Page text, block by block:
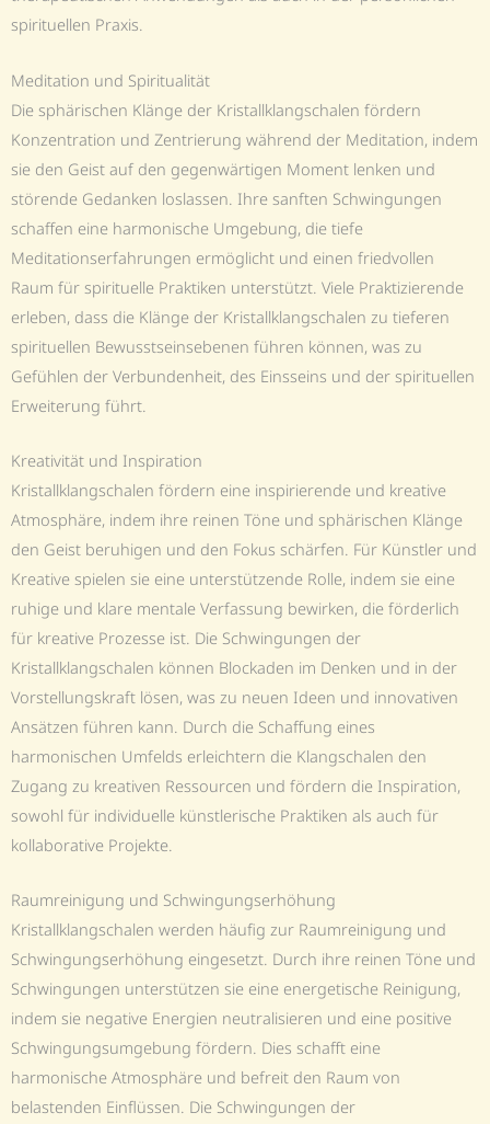
spirituellen Praxis.
Meditation und Spiritualität
Die sphärischen Klänge der Kristallklangschalen fördern
Konzentration und Zentrierung während der Meditation, indem
sie den Geist auf den gegenwärtigen Moment lenken und
störende Gedanken loslassen. Ihre sanften Schwingungen
schaffen eine harmonische Umgebung, die tiefe
Meditationserfahrungen ermöglicht und einen friedvollen
Raum für spirituelle Praktiken unterstützt. Viele Praktizierende
erleben, dass die Klänge der Kristallklangschalen zu tieferen
spirituellen Bewusstseinsebenen führen können, was zu
Gefühlen der Verbundenheit, des Einsseins und der spirituellen
Erweiterung führt.
Kreativität und Inspiration
Kristallklangschalen fördern eine inspirierende und kreative
Atmosphäre, indem ihre reinen Töne und sphärischen Klänge
den Geist beruhigen und den Fokus schärfen. Für Künstler und
Kreative spielen sie eine unterstützende Rolle, indem sie eine
ruhige und klare mentale Verfassung bewirken, die förderlich
für kreative Prozesse ist. Die Schwingungen der
Kristallklangschalen können Blockaden im Denken und in der
Vorstellungskraft lösen, was zu neuen Ideen und innovativen
Ansätzen führen kann. Durch die Schaffung eines
harmonischen Umfelds erleichtern die Klangschalen den
Zugang zu kreativen Ressourcen und fördern die Inspiration,
sowohl für individuelle künstlerische Praktiken als auch für
kollaborative Projekte.
Raumreinigung und Schwingungserhöhung
Kristallklangschalen werden häufig zur Raumreinigung und
Schwingungserhöhung eingesetzt. Durch ihre reinen Töne und
Schwingungen unterstützen sie eine energetische Reinigung,
indem sie negative Energien neutralisieren und eine positive
Schwingungsumgebung fördern. Dies schafft eine
harmonische Atmosphäre und befreit den Raum von
belastenden Einflüssen. Die Schwingungen der